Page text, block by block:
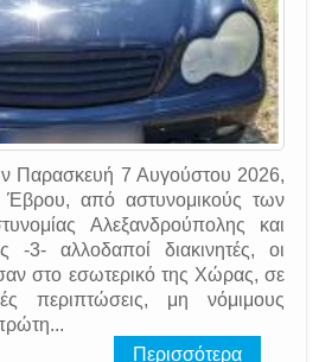
Παρασκευή 7 Αυγούστου 2026,
Έβρου, από αστυνομικούς των
Αλεξανδρούπολης και
-3- αλλοδαποί διακινητές, οι
στο εσωτερικό της Χώρας, σε
περιπτώσεις, μη νόμιμους
Περισσότερα